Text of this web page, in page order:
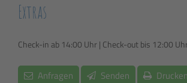
Extras
Check-in ab 14:00 Uhr | Check-out bis 12:00
Anfragen Senden Drucken